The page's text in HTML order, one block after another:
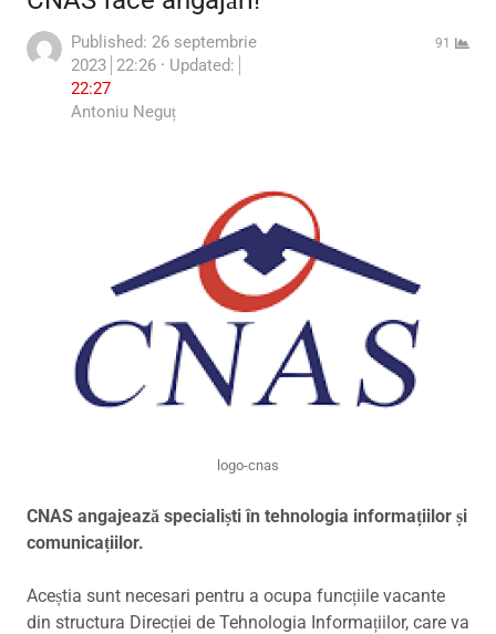
Published: 26 septembrie
2023 22:26
Updated:
22:27
Author
Antoniu Neguț
91
logo-cnas
CNAS angajează specialiști în tehnologia informațiilor și
comunicațiilor.
Aceștia sunt necesari pentru a ocupa funcțiile vacante
din structura Direcției de Tehnologia Informațiilor, care va